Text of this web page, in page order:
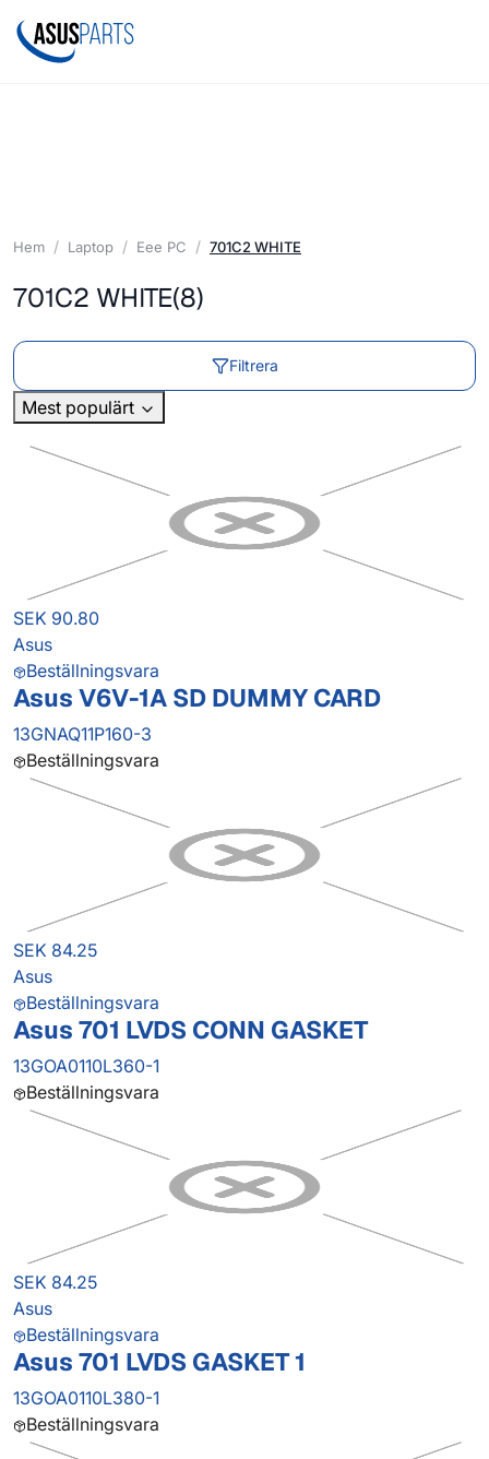
Hem Laptop Eee PC 701C2 WHITE
701C2 WHITE(8)
Filtrera
Mest populärt
SEK 90.80
Asus
Beställningsvara
Asus V6V-1A SD DUMMY CARD
13GNAQ11P160-3
Beställningsvara
SEK 84.25
Asus
Beställningsvara
Asus 701 LVDS CONN GASKET
13GOA0110L360-1
Beställningsvara
SEK 84.25
Asus
Beställningsvara
Asus 701 LVDS GASKET 1
13GOA0110L380-1
Beställningsvara